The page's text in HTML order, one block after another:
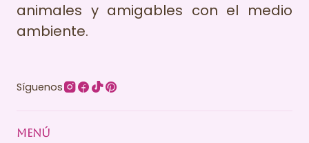
animales y amigables con el medio
ambiente.
Síguenos
MENÚ